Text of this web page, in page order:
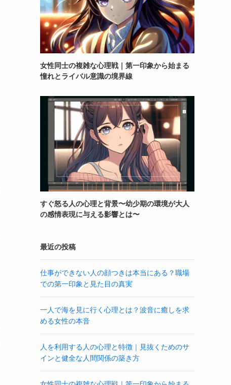
女性同士の複雑な心理戦｜第一印象から始まる
憧れとライバル意識の境界線
すぐ怒る人の心理と背景〜幼少期の環境が大人
の感情表現に与える影響とは〜
最近の投稿
仕事ができない人の顔つきは本当にある？職場
での第一印象と見た目の真実
一人で海を見に行く心理とは？波音に癒しを求
める女性の本音
人を利用する人の心理と特徴｜見抜くためのサ
インと健全な人間関係の築き方